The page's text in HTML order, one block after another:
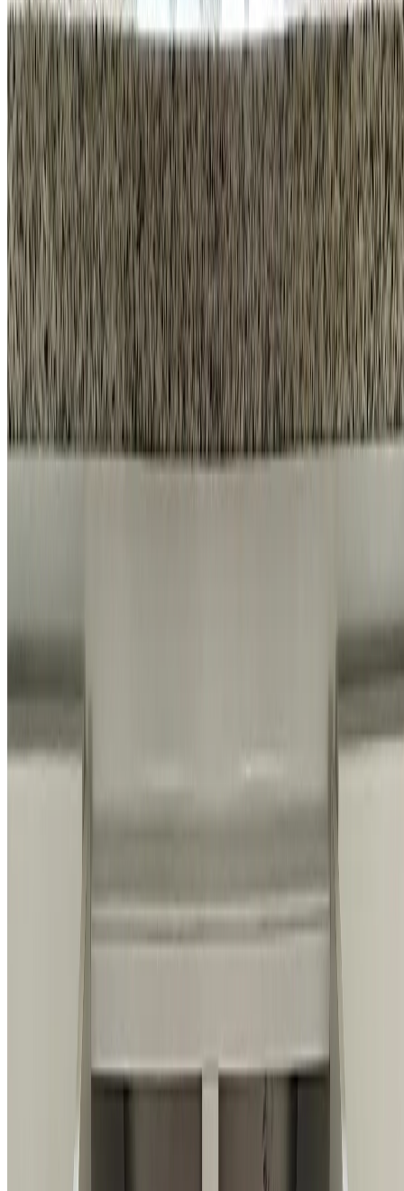
1555-5033
평일
오전 9시 30분 - 오후 7시
금요일
오후 6시 30분까지
휴무안내
법정공휴일, 토요일, 일요일
바로가기
시공 사례
견적 계산기
시공 항목
프로모션
회사소개
채용 페이지
채팅 상담하기